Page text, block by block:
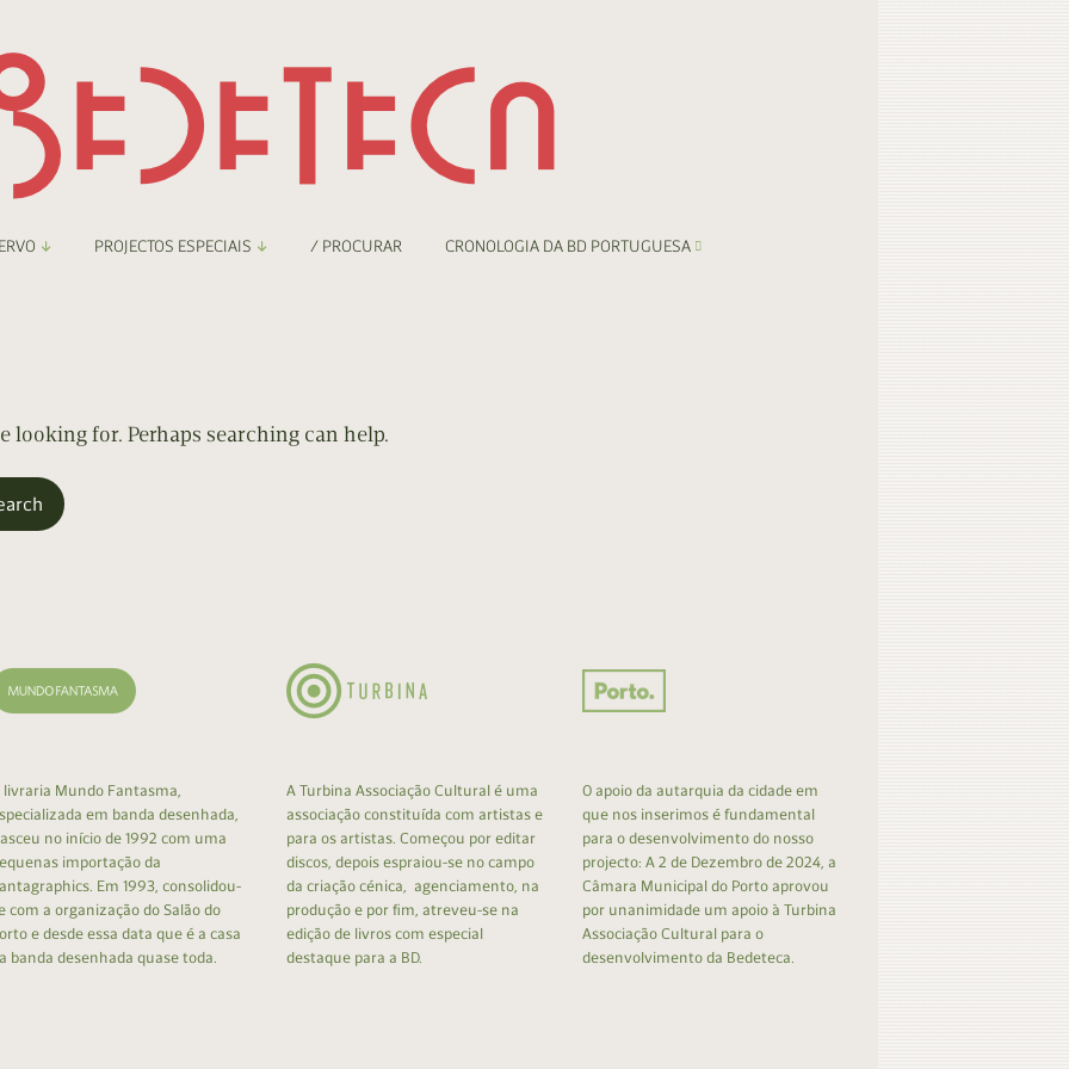
Digital
PROJECTOS ESPECIAIS / PROCURAR CRONOLOGIA DA BD PORTUGUESA
looking for. Perhaps searching can help.
livraria Mundo Fantasma,
em banda desenhada,
no início de 1992 com uma
importação da
Em 1993, consolidou-
com a organização do Salão do
e desde essa data que é a casa
banda desenhada quase toda.
A Turbina Associação Cultural é uma
associação constituída com artistas e
para os artistas. Começou por editar
discos, depois espraiou-se no campo
da criação cénica, agenciamento, na
produção e por fim, atreveu-se na
edição de livros com especial
destaque para a BD.
O apoio da autarquia da cidade em
que nos inserimos é fundamental
para o desenvolvimento do nosso
projecto: A 2 de Dezembro de 2024, a
Câmara Municipal do Porto aprovou
por unanimidade um apoio à Turbina
Associação Cultural para o
desenvolvimento da Bedeteca.